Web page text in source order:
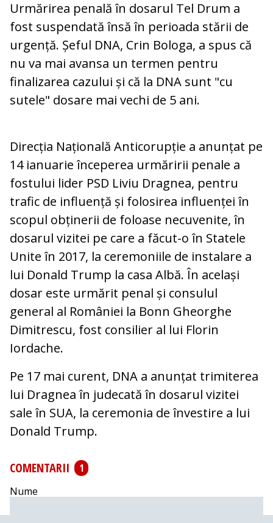
Urmărirea penală în dosarul Tel Drum a
fost suspendată însă în perioada stării de
urgență. Șeful DNA, Crin Bologa, a spus că
nu va mai avansa un termen pentru
finalizarea cazului și că la DNA sunt "cu
sutele" dosare mai vechi de 5 ani.
Direcția Națională Anticorupție a anunțat pe
14 ianuarie începerea urmăririi penale a
fostului lider PSD Liviu Dragnea, pentru
trafic de influență și folosirea influenței în
scopul obținerii de foloase necuvenite, în
dosarul vizitei pe care a făcut-o în Statele
Unite în 2017, la ceremoniile de instalare a
lui Donald Trump la casa Albă. În același
dosar este urmărit penal și consulul
general al României la Bonn Gheorghe
Dimitrescu, fost consilier al lui Florin
Iordache.
Pe 17 mai curent, DNA a anunțat trimiterea
lui Dragnea în judecată în dosarul vizitei
sale în SUA, la ceremonia de învestire a lui
Donald Trump.
COMENTARII
1
Nume